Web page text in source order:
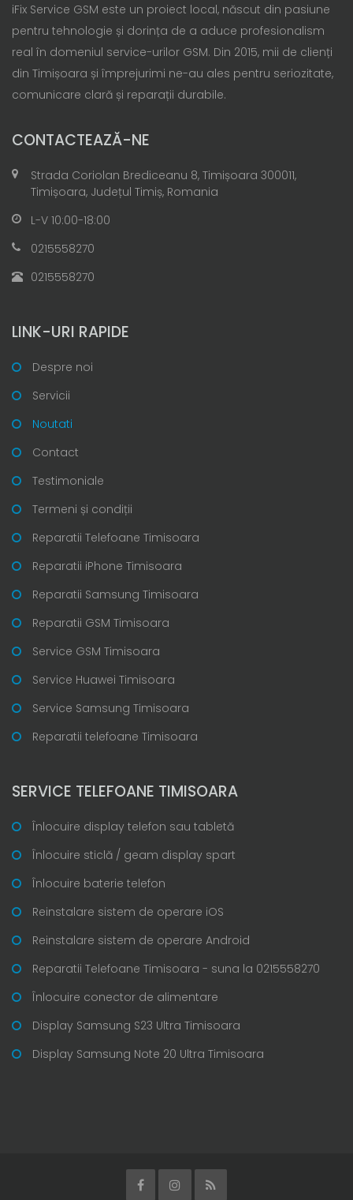
iFix Service GSM este un proiect local, născut din pasiune
pentru tehnologie și dorința de a aduce profesionalism
real în domeniul service-urilor GSM. Din 2015, mii de clienți
din Timișoara și împrejurimi ne-au ales pentru seriozitate,
comunicare clară și reparații durabile.
CONTACTEAZĂ-NE
Strada Coriolan Brediceanu 8, Timișoara 300011,
Timișoara, Județul Timiș, Romania
L-V 10:00-18:00
0215558270
0215558270
LINK-URI RAPIDE
Despre noi
Servicii
Noutati
Contact
Testimoniale
Termeni și condiții
Reparatii Telefoane Timisoara
Reparatii iPhone Timisoara
Reparatii Samsung Timisoara
Reparatii GSM Timisoara
Service GSM Timisoara
Service Huawei Timisoara
Service Samsung Timisoara
Reparatii telefoane Timisoara
SERVICE TELEFOANE TIMISOARA
Înlocuire display telefon sau tabletă
Înlocuire sticlă / geam display spart
Înlocuire baterie telefon
Reinstalare sistem de operare iOS
Reinstalare sistem de operare Android
Reparatii Telefoane Timisoara - suna la 0215558270
Înlocuire conector de alimentare
Display Samsung S23 Ultra Timisoara
Display Samsung Note 20 Ultra Timisoara